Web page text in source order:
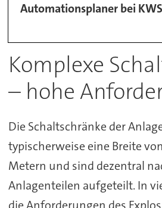
Automationsplaner bei
Komplexe
– hohe
Die Schaltschränke der
typischerweise eine Breite
Metern und sind dezentral
Anlagenteilen aufgeteilt. In